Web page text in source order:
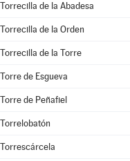
Torrecilla de la Abadesa
Torrecilla de la Orden
Torrecilla de la Torre
Torre de Esgueva
Torre de Peñafiel
Torrelobatón
Torrescárcela